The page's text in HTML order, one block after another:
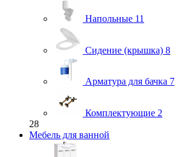
Напольные 11
Сидение (крышка) 8
Арматура для бачка 7
Комплектующие 2
28
Мебель для ванной